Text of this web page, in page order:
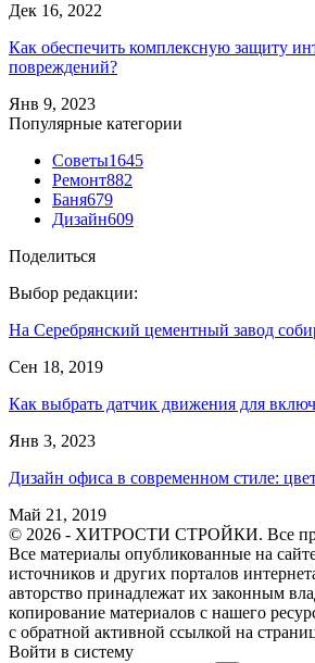
Дек 16, 2022
Как обеспечить комплексную защиту
повреждений?
Янв 9, 2023
Популярные категории
Советы1645
Ремонт882
Баня679
Дизайн609
Поделиться
Выбор редакции:
На Серебрянский цементный завод
Сен 18, 2019
Как выбрать датчик движения для
Янв 3, 2023
Дизайн офиса в современном стиле:
Май 21, 2019
© 2026 - ХИТРОСТИ СТРОЙКИ. Все
Все материалы опубликованные на
источников и других порталов
авторство принадлежат их законным
копирование материалов с нашего
с обратной активной ссылкой на
Войти в систему